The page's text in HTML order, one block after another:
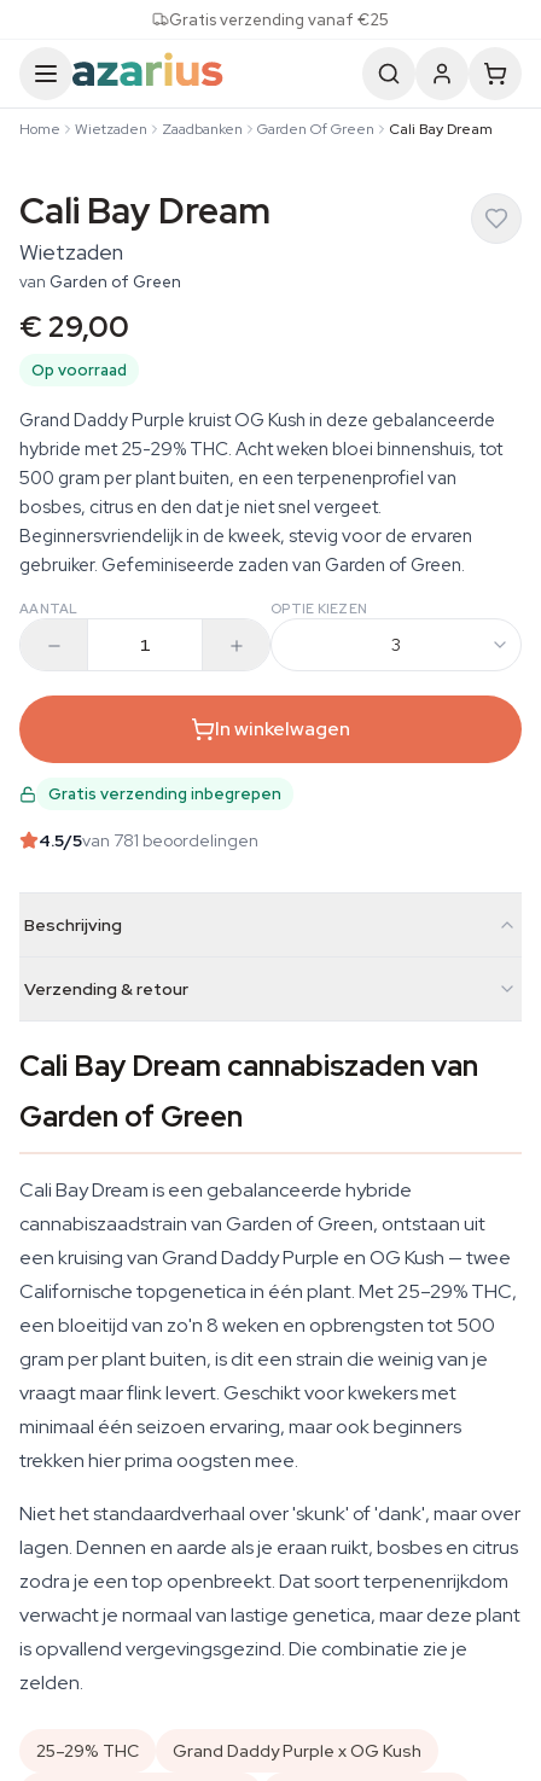
Gratis verzending vanaf €25
Home Wietzaden Zaadbanken Garden Of Green Cali Bay Dream
Cali Bay Dream
Wietzaden
van Garden of Green
€ 29,00
Op voorraad
Grand Daddy Purple kruist OG Kush in deze gebalanceerde
hybride met 25-29% THC. Acht weken bloei binnenshuis, tot
500 gram per plant buiten, en een terpenenprofiel van
bosbes, citrus en den dat je niet snel vergeet.
Beginnersvriendelijk in de kweek, stevig voor de ervaren
gebruiker. Gefeminiseerde zaden van Garden of Green.
AANTAL OPTIE KIEZEN
3
In winkelwagen
Gratis verzending inbegrepen
4.5/5van 781 beoordelingen
Beschrijving
Verzending & retour
Cali Bay Dream cannabiszaden van
Garden of Green
Cali Bay Dream is een gebalanceerde hybride
cannabiszaadstrain van Garden of Green, ontstaan uit
een kruising van Grand Daddy Purple en OG Kush — twee
Californische topgenetica in één plant. Met 25–29% THC,
een bloeitijd van zo'n 8 weken en opbrengsten tot 500
gram per plant buiten, is dit een strain die weinig van je
vraagt maar flink levert. Geschikt voor kwekers met
minimaal één seizoen ervaring, maar ook beginners
trekken hier prima oogsten mee.
Niet het standaardverhaal over 'skunk' of 'dank', maar over
lagen. Dennen en aarde als je eraan ruikt, bosbes en citrus
zodra je een top openbreekt. Dat soort terpenenrijkdom
verwacht je normaal van lastige genetica, maar deze plant
is opvallend vergevingsgezind. Die combinatie zie je
zelden.
25–29% THC
Grand Daddy Purple x OG Kush